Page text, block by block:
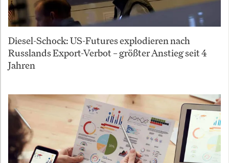
Diesel-Schock: US-Futures explodieren nach
Russlands Export-Verbot – größter Anstieg seit 4
Jahren